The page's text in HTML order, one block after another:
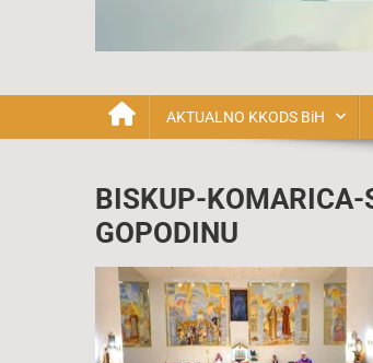
AKTUALNO KKODS BiH
BISKUP-
GOPODINU